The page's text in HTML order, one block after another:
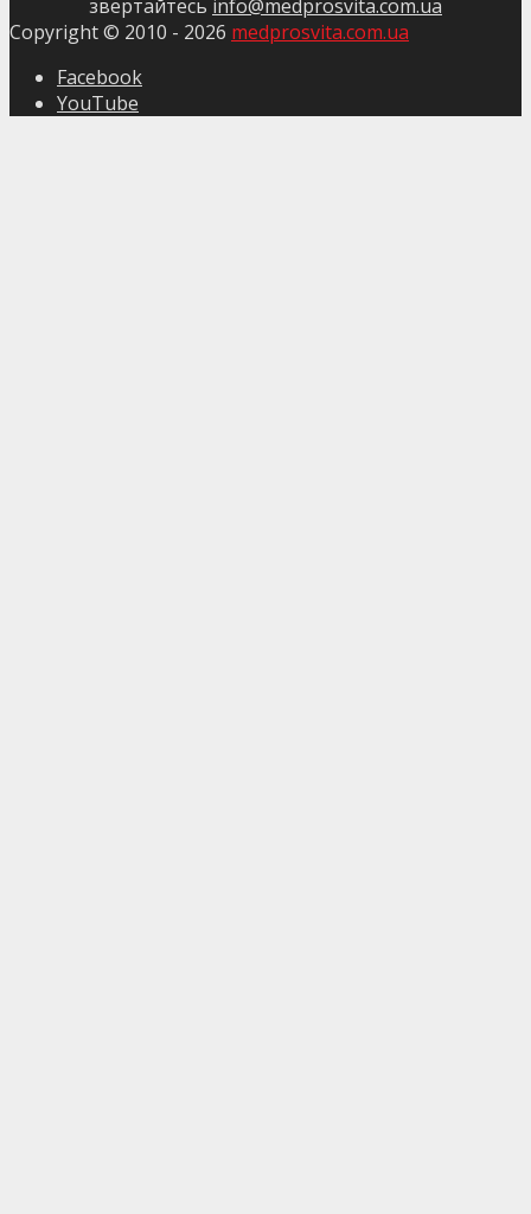
звертайтесь info@medprosvita.com.ua
Copyright © 2010 - 2026 medprosvita.com.ua
Facebook
YouTube